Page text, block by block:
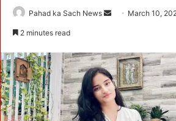
Pahad ka Sach News
d
a
n
e
m
March 10,
2 minutes read